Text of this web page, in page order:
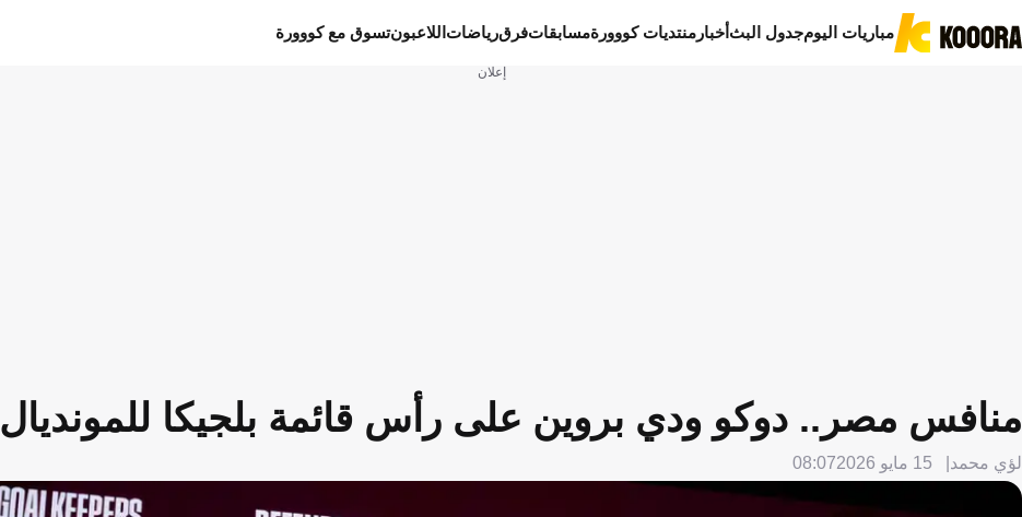
مباريات اليومجدول البثأخبار منتديات كووورةمسابقاتفرقرياضات اللاعبونتسوق مع كووورة
إعلان
منافس مصر.. دوكو ودي بروين على رأس قائمة بلجيكا للمونديال
لؤي محمد 15 مايو 2026 08:07